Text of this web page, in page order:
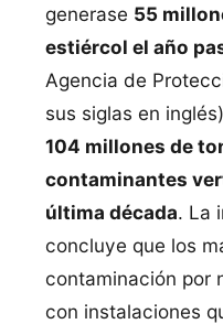
generase 55
estiércol el año
Agencia de
sus siglas en
104 millones de
contaminantes
última década. La
concluye que los
contaminación por
con instalaciones